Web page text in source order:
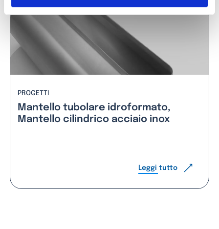
PROGETTI
Mantello tubolare idroformato,
Mantello cilindrico acciaio inox
Leggi tutto